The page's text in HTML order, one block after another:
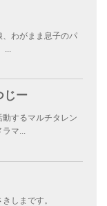
わがまま息子のパ
...
じー
するマルチタレン
ラマ...
しまです。